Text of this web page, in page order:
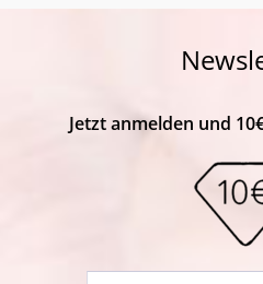
Jetzt anmelden und